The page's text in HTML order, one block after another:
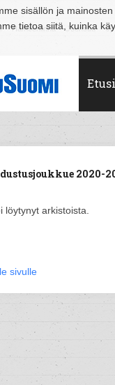
sisällön ja
tietoa siitä, kuinka
Hämeenlinna Joensuu
2020-
löytynyt arkistoista.
sivulle